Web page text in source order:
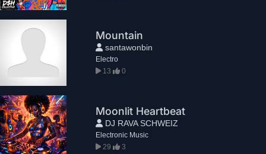
Mountain
santawonbin
Electro
13
0
Moonlit Heartbeat
DJ RAVA SCHWEIZ
Electronic Music
29
3